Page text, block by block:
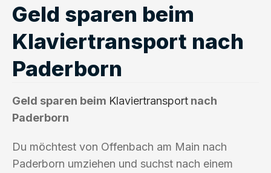
Geld sparen beim
Klaviertransport nach
Paderborn
Geld sparen beim Klaviertransport nach
Paderborn
Du möchtest von Offenbach am Main nach
Paderborn umziehen und suchst nach einem